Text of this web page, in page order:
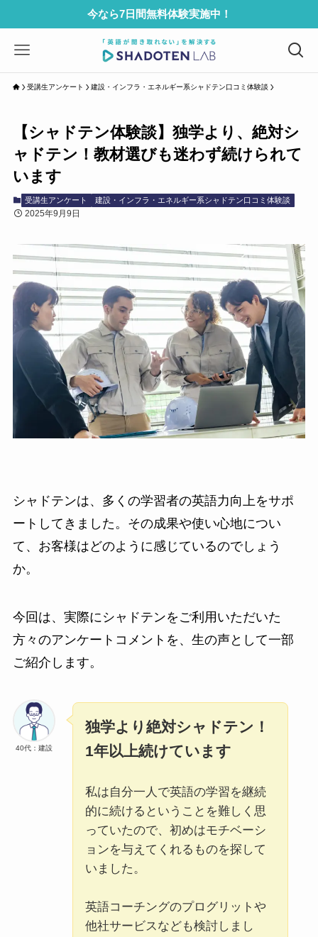
今なら7日間無料体験実施中！
受講生アンケート 建設・インフラ・エネルギー系シャドテン口コミ体験談
【シャドテン体験談】独学より、絶対シ
ャドテン！教材選びも迷わず続けられて
います
受講生アンケート 建設・インフラ・エネルギー系シャドテン口コミ体験談
2025年9月9日
シャドテンは、多くの学習者の英語力向上をサポ
ートしてきました。その成果や使い心地につい
て、お客様はどのように感じているのでしょう
か。
今回は、実際にシャドテンをご利用いただいた
方々のアンケートコメントを、生の声として一部
ご紹介します。
40代：建設
独学より絶対シャドテン！
1年以上続けています
私は自分一人で英語の学習を継続
的に続けるということを難しく思
っていたので、初めはモチベーシ
ョンを与えてくれるものを探して
いました。
英語コーチングのプログリットや
他社サービスなども検討しまし